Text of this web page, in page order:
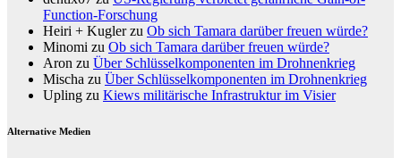
Function-Forschung
Heiri + Kuglerzu Ob sich Tamara darüber freuen würde?
Minomi zu Ob sich Tamara darüber freuen würde?
Aron zu Über Schlüsselkomponenten im Drohnenkrieg
Mischa zu Über Schlüsselkomponenten im Drohnenkrieg
Upling zu Kiews militärische Infrastruktur im Visier
Alternative Medien